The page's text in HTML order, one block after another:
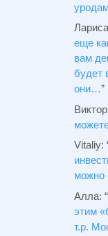
Лариса
еще
вам
будет
они…”
Vitaliy:
можно
Алла: “
этим
т.р.